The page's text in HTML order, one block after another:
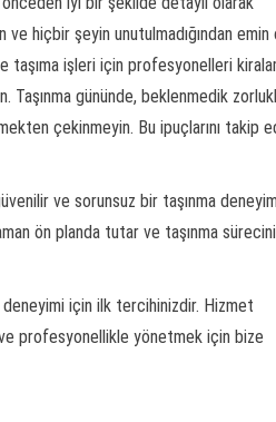
hiçbir şeyin unutulmadığından emin
taşıma işleri için profesyonelleri
Taşınma gününde, beklenmedik
çekinmeyin. Bu ipuçlarını takip
ve sorunsuz bir taşınma
ön planda tutar ve taşınma
için ilk tercihinizdir. Hizmet
profesyonellikle yönetmek için bize